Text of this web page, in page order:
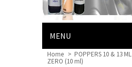
MENU
Home > POPPERS 10 & 13 ML
ZERO (10 ml)